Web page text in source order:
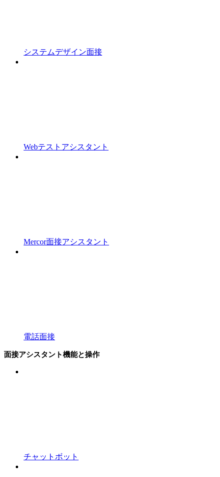
システムデザイン面接
Webテストアシスタント
Mercor面接アシスタント
電話面接
面接アシスタント機能と操作
チャットボット